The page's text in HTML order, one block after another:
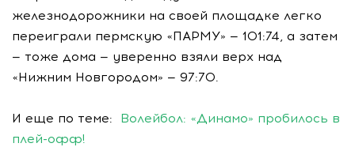
железнодорожники на своей площадке легко
переиграли пермскую «ПАРМУ» — 101:74, а затем
— тоже дома — уверенно взяли верх над
«Нижним Новгородом» — 97:70.
И еще по теме: Волейбол: «Динамо» пробилось в
плей-офф!